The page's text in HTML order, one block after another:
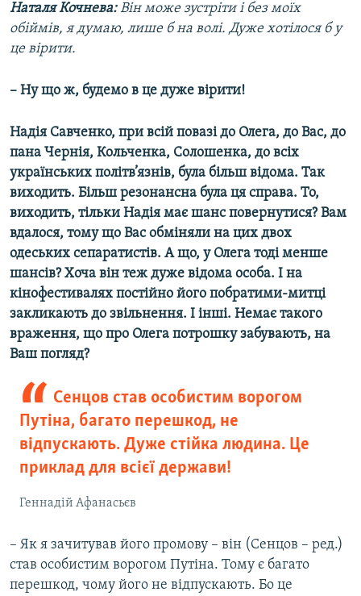
Наталя Кочнева:Він може зустріти і без моїх
обіймів, я думаю, лише б на волі. Дуже хотілося б у
це вірити.
– Ну що ж, будемо в це дуже вірити!
Надія Савченко, при всій повазі до Олега, до Вас, до
пана Чернія, Кольченка, Солошенка, до всіх
українських політв’язнів, була більш відома. Так
виходить. Більш резонансна була ця справа. То,
виходить, тільки Надія має шанс повернутися? Вам
вдалося, тому що Вас обміняли на цих двох
одеських сепаратистів. А що, у Олега тоді менше
шансів? Хоча він теж дуже відома особа. І на
кінофестивалях постійно його побратими-митці
закликають до звільнення. І інші. Немає такого
враження, що про Олега потрошку забувають, на
Ваш погляд?
Сенцов став особистим ворогом
Путіна, багато перешкод, не
відпускають. Дуже стійка людина. Це
приклад для всієї держави!
Геннадій Афанасьєв
– Як я зачитував його промову – він (Сенцов – ред.)
став особистим ворогом Путіна. Тому є багато
перешкод, чому його не відпускають. Бо це